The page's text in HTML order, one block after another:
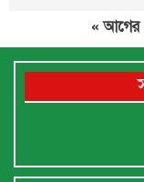
« আগের